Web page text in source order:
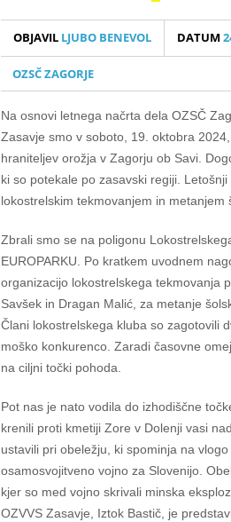
OBJAVIL LJUBO BENEVOL DATUM
OZSČ ZAGORJE
Na osnovi letnega načrta dela OZSČ
Zasavje smo v soboto, 19. oktobra
hraniteljev orožja v Zagorju ob Savi.
ki so potekale po zasavski regiji.
lokostrelskim tekmovanjem in metanjem
Zbrali smo se na poligonu
EUROPARKU. Po kratkem uvodnem
organizacijo lokostrelskega tekmovanja
Savšek in Dragan Malić, za metanje
Člani lokostrelskega kluba so zagotovili
moško konkurenco. Zaradi časovne
na ciljni točki pohoda.
Pot nas je nato vodila do izhodiščne
krenili proti kmetiji Zore v Dolenji vasi
ustavili pri obeležju, ki spominja na vlogo
osamosvojitveno vojno za Slovenijo.
kjer so med vojno skrivali minska
OZVVS Zasavje, Iztok Bastič, je